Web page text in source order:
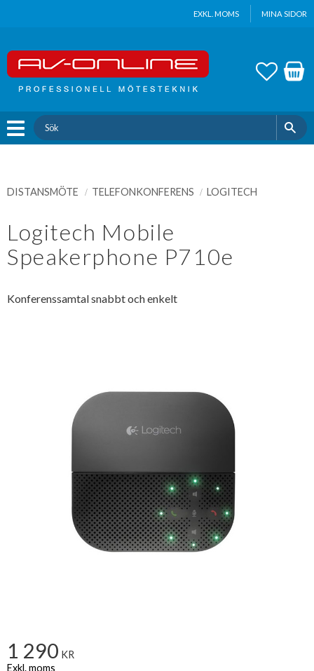
EXKL. MOMS MINA SIDOR
DISTANSMÖTE TELEFONKONFERENS LOGITECH
Logitech Mobile
Speakerphone P710e
Konferenssamtal snabbt och enkelt
1 290 KR